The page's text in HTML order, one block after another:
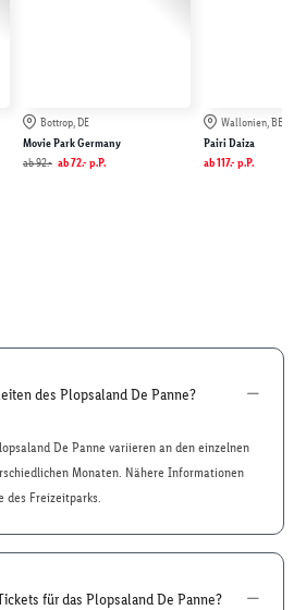
Bottrop, DE
Movie Park Germany
ab92.- ab72.- p.P.
Wallonien, BE
Pairi Daiza
ab117.- p.P.
des Plopsaland De Panne?
De Panne variieren an den einzelnen
Monaten. Nähere Informationen
des Freizeitparks.
für das Plopsaland De Panne?